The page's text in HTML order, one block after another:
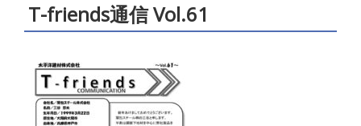
T-friends通信 Vol.61